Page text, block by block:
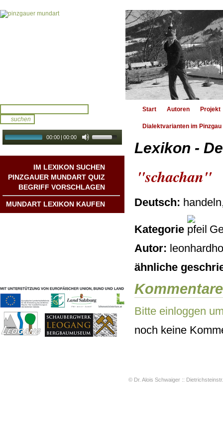
00:00 | 00:00
IM LEXIKON SUCHEN
PINZGAUER MUNDART QUIZ
BEGRIFF VORSCHLAGEN
MUNDART LEXIKON KAUFEN
Start Autoren Projekt
Dialektvarianten im Pinzgau
Lexikon -
"schachan"
Deutsch:
Kategorie
Autor:
ähnliche
Kommentare
Bitte einloggen
noch keine
© Dr. Alois Schwaiger ::